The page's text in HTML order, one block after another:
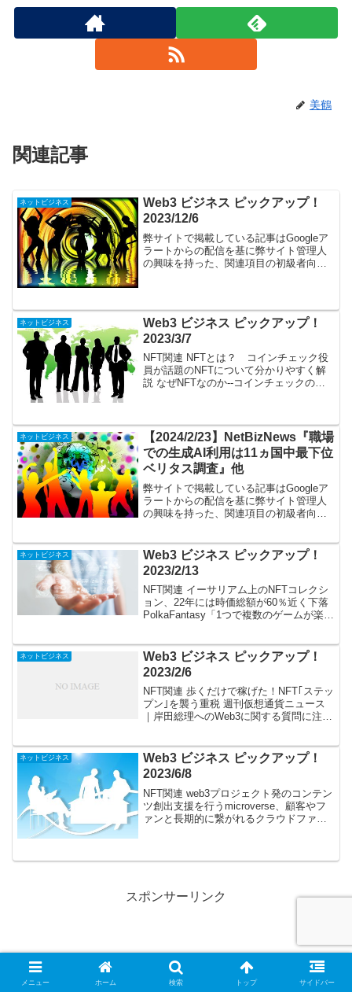
美鶴
関連記事
ネットビジネス
Web3 ビジネス ピックアップ！
2023/12/6
弊サイトで掲載している記事はGoogleア
ラートからの配信を基に弊サイト管理人
の興味を持った、関連項目の初級者向け
Amazonアソシエ...
ネットビジネス
Web3 ビジネス ピックアップ！
2023/3/7
NFT関連 NFTとは？ コインチェック役
員が話題のNFTについて分かりやすく解
説 なぜNFTなのか--コインチェックのメ
ー...
ネットビジネス
【2024/2/23】NetBizNews『職場
での生成AI利用は11ヵ国中最下位
ベリタス調査』他
弊サイトで掲載している記事はGoogleア
ラートからの配信を基に弊サイト管理人
の興味を持った、関連項目の初級者向け
記事の要約はChatGPTにて行っていま
す。本投稿には...
ネットビジネス
Web3 ビジネス ピックアップ！
2023/2/13
NFT関連 イーサリアム上のNFTコレクシ
ョン、22年には時価総額が60％近く下落
PolkaFantasy「1つで複数のゲームが楽し
違いに上がる!? イーサリア...
ネットビジネス
Web3 ビジネス ピックアップ！
2023/2/6
NFT関連 歩くだけで稼げた！NFT｢ステッ
プン｣を襲う重税 週刊仮想通貨ニュース
｜岸田総理へのWeb3に関する質問に注目
ョン達成にAIは非常に重要」 バイナン
ス ...
ネットビジネス
Web3 ビジネス ピックアップ！
2023/6/8
NFT関連 web3プロジェクト発のコンテン
ツ創出支援を行うmicroverse、顧客やフ
ァンと長期的に繋がれるクラウドファン
スポンサーリンク
メニュー ホーム 検索 トップ サイドバー